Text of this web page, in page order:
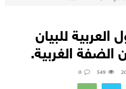
العربية للبيان
الضفة الغربية.
549
0